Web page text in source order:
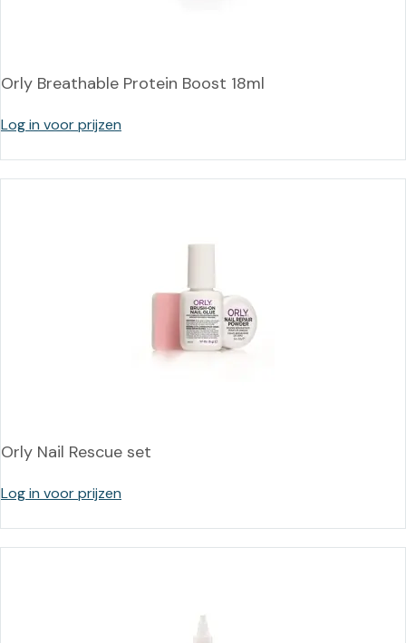
Orly Breathable Protein Boost 18ml
Log in voor prijzen
Orly Nail Rescue set
Log in voor prijzen